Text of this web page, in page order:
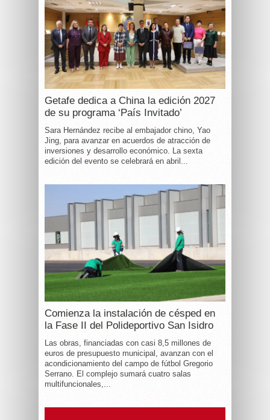
Getafe dedica a China la edición 2027
de su programa ‘País Invitado’
Sara Hernández recibe al embajador chino, Yao
Jing, para avanzar en acuerdos de atracción de
inversiones y desarrollo económico. La sexta
edición del evento se celebrará en abril...
Comienza la instalación de césped en
la Fase II del Polideportivo San Isidro
Las obras, financiadas con casi 8,5 millones de
euros de presupuesto municipal, avanzan con el
acondicionamiento del campo de fútbol Gregorio
Serrano. El complejo sumará cuatro salas
multifuncionales,...